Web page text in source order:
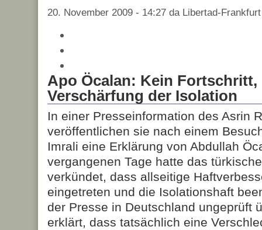
20. November 2009 - 14:27 da Libertad-Frankfurt
Apo Öcalan: Kein
Verschärfung der Isolation
In einer Presseinformation des Asrin
veröffentlichen sie nach einem
Imrali eine Erklärung von Abdullah
vergangenen Tage hatte das
verkündet, dass allseitige
eingetreten und die Isolationshaft
der Presse in Deutschland ungeprüft
erklärt, dass tatsächlich eine